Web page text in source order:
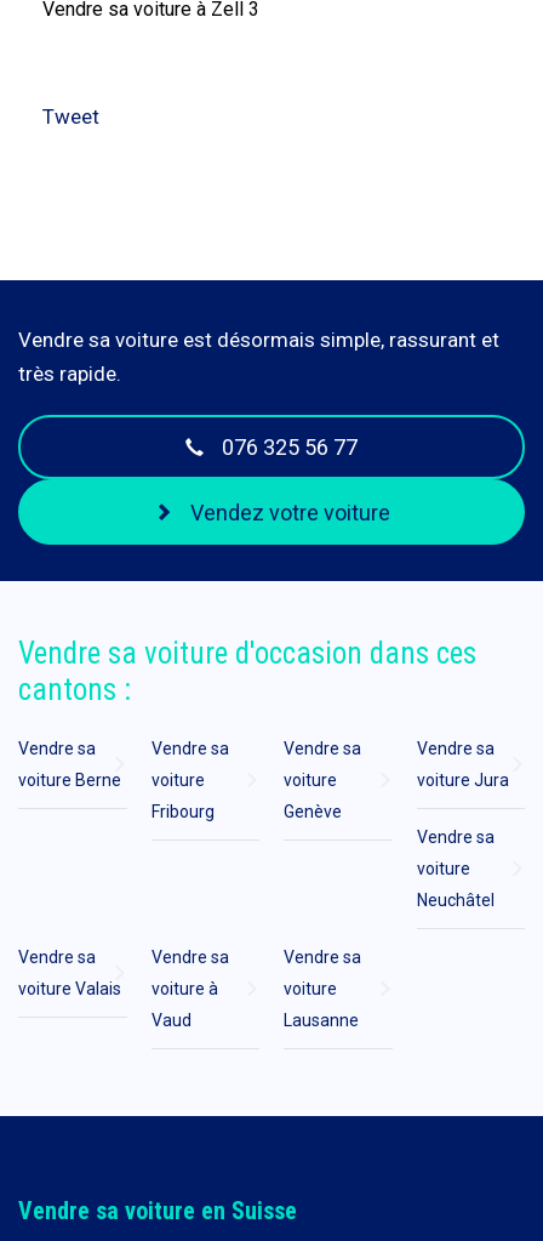
Vendre sa voiture à Zell 3
Tweet
Vendre sa voiture est désormais simple, rassurant et
très rapide.
076 325 56 77
Vendez votre voiture
Vendre sa voiture d'occasion dans ces
cantons :
Vendre sa
voiture Berne
Vendre sa
voiture
Fribourg
Vendre sa
voiture
Genève
Vendre sa
voiture Jura
Vendre sa
voiture
Neuchâtel
Vendre sa
voiture Valais
Vendre sa
voiture à
Vaud
Vendre sa
voiture
Lausanne
Vendre sa voiture en Suisse